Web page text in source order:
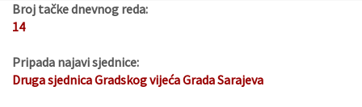
Broj tačke dnevnog reda:
14
Pripada najavi sjednice:
Druga sjednica Gradskog vijeća Grada Sarajeva